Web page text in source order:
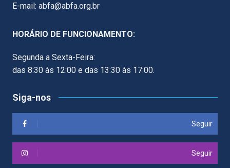
E-mail: abfa@abfa.org.br
HORÁRIO DE FUNCIONAMENTO:
Segunda a Sexta-Feira:
das 8:30 às 12:00 e das 13:30 às 17:00.
Siga-nos
Seguir
Seguir